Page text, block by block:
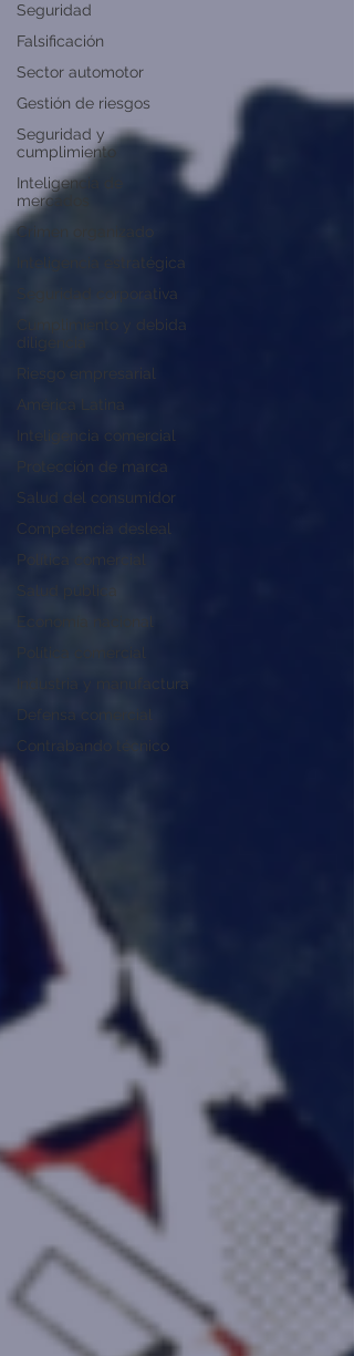
Seguridad
Falsificación
Sector automotor
Gestión de riesgos
Seguridad y
cumplimiento
Inteligencia de
mercados
Crimen organizado
Inteligencia estratégica
Seguridad corporativa
Cumplimiento y debida
Riesgo empresarial
Inteligencia comercial
Protección de marca
Salud del consumidor
Competencia desleal
Política comercial
Industria y manufactura
Defensa comercial
Contrabando técnico